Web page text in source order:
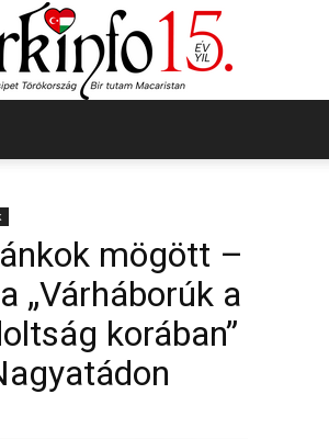
mögött –
„Várháborúk a
korában”